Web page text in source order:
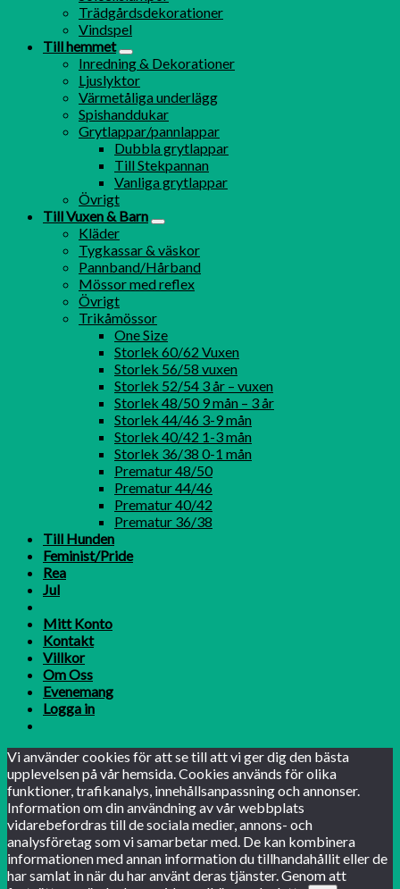
Trädgårdsdekorationer
Vindspel
Till hemmet
Inredning & Dekorationer
Ljuslyktor
Värmetåliga underlägg
Spishanddukar
Grytlappar/pannlappar
Dubbla grytlappar
Till Stekpannan
Vanliga grytlappar
Övrigt
Till Vuxen & Barn
Kläder
Tygkassar & väskor
Pannband/Hårband
Mössor med reflex
Övrigt
Trikåmössor
One Size
Storlek 60/62 Vuxen
Storlek 56/58 vuxen
Storlek 52/54 3 år – vuxen
Storlek 48/50 9 mån – 3 år
Storlek 44/46 3-9 mån
Storlek 40/42 1-3 mån
Storlek 36/38 0-1 mån
Prematur 48/50
Prematur 44/46
Prematur 40/42
Prematur 36/38
Till Hunden
Feminist/Pride
Rea
Jul
Mitt Konto
Kontakt
Villkor
Om Oss
Evenemang
Logga in
Vi använder cookies för att se till att vi ger dig den bästa
upplevelsen på vår hemsida. Cookies används för olika
funktioner, trafikanalys, innehållsanpassning och annonser.
Information om din användning av vår webbplats
vidarebefordras till de sociala medier, annons- och
analysföretag som vi samarbetar med. De kan kombinera
informationen med annan information du tillhandahållit eller de
har samlat in när du har använt deras tjänster. Genom att